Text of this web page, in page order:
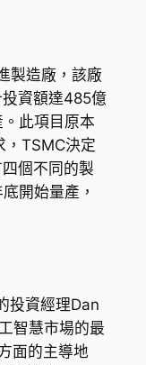
製造廠，該廠
資額達485億
此項目原本
，TSMC決定
個不同的製
開始量產，
投資經理Dan
智慧市場的最
面的主導地